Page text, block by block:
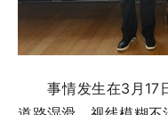
事情发生在3月17日